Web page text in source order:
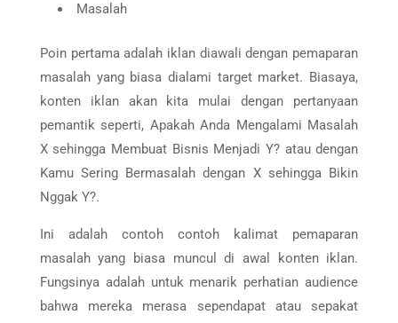
Masalah
Poin pertama adalah iklan diawali dengan pemaparan
masalah yang biasa dialami target market. Biasaya,
konten iklan akan kita mulai dengan pertanyaan
pemantik seperti, Apakah Anda Mengalami Masalah
X sehingga Membuat Bisnis Menjadi Y? atau dengan
Kamu Sering Bermasalah dengan X sehingga Bikin
Nggak Y?.
Ini adalah contoh contoh kalimat pemaparan
masalah yang biasa muncul di awal konten iklan.
Fungsinya adalah untuk menarik perhatian audience
bahwa mereka merasa sependapat atau sepakat